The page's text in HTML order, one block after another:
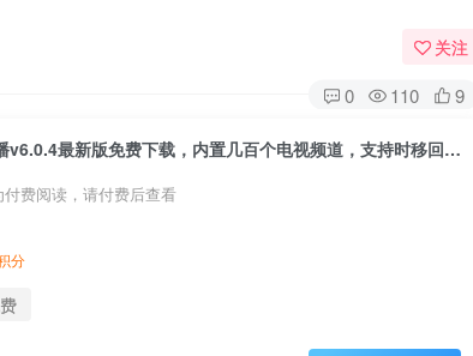
关注
0 110 9
酷看直播v6.0.4最新版免费下载，内置几百个电视频道，支持时移回看，蓝光流畅播放！
付费阅读，请付费后查看
分